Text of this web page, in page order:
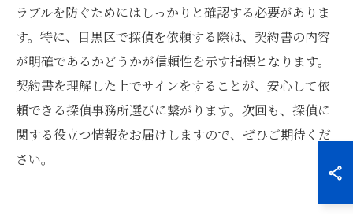
ラブルを防ぐためにはしっかりと確認する必要がありま
す。特に、目黒区で探偵を依頼する際は、契約書の内容
が明確であるかどうかが信頼性を示す指標となります。
契約書を理解した上でサインをすることが、安心して依
頼できる探偵事務所選びに繋がります。次回も、探偵に
関する役立つ情報をお届けしますので、ぜひご期待くだ
さい。